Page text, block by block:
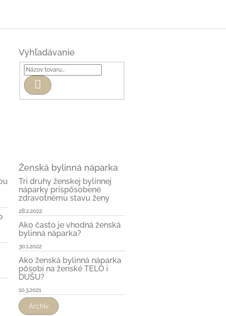
Vyhľadávanie
Hľadať
Ženská bylinná náparka
Tri druhy ženskej bylinnej
náparky prispôsobené
zdravotnému stavu ženy
28.2.2022
Ako často je vhodná ženská
bylinná náparka?
30.1.2022
Ako ženská bylinná náparka
pôsobí na ženské TELO i
DUŠU?
10.3.2021
Archív